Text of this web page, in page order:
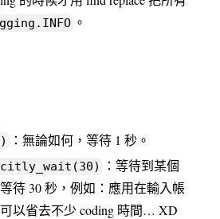
。
：無論如何，等待 1 秒。
：等待到某個
待 30 秒，例如：應用在輸入帳
以省去不少 coding 時間… XD